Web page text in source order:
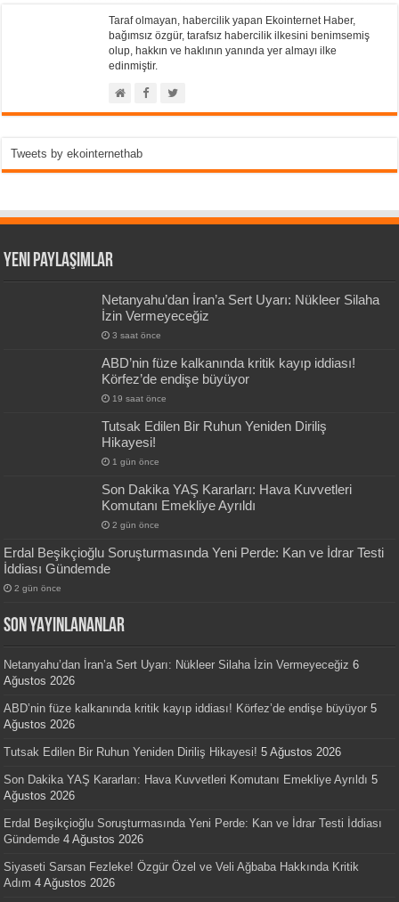
Taraf olmayan, habercilik yapan Ekointernet Haber,
bağımsız özgür, tarafsız habercilik ilkesini benimsemiş
olup, hakkın ve haklının yanında yer almayı ilke
edinmiştir.
Tweets by ekointernethab
Yeni Paylaşımlar
Netanyahu’dan İran’a Sert Uyarı: Nükleer Silaha
İzin Vermeyeceğiz
3 saat önce
ABD’nin füze kalkanında kritik kayıp iddiası!
Körfez’de endişe büyüyor
19 saat önce
Tutsak Edilen Bir Ruhun Yeniden Diriliş
Hikayesi!
1 gün önce
Son Dakika YAŞ Kararları: Hava Kuvvetleri
Komutanı Emekliye Ayrıldı
2 gün önce
Erdal Beşikçioğlu Soruşturmasında Yeni Perde: Kan ve İdrar Testi
İddiası Gündemde
2 gün önce
SON YAYINLANANLAR
Netanyahu’dan İran’a Sert Uyarı: Nükleer Silaha İzin Vermeyeceğiz 6
Ağustos 2026
ABD’nin füze kalkanında kritik kayıp iddiası! Körfez’de endişe büyüyor 5
Ağustos 2026
Tutsak Edilen Bir Ruhun Yeniden Diriliş Hikayesi! 5 Ağustos 2026
Son Dakika YAŞ Kararları: Hava Kuvvetleri Komutanı Emekliye Ayrıldı 5
Ağustos 2026
Erdal Beşikçioğlu Soruşturmasında Yeni Perde: Kan ve İdrar Testi İddiası
Gündemde 4 Ağustos 2026
Siyaseti Sarsan Fezleke! Özgür Özel ve Veli Ağbaba Hakkında Kritik
Adım 4 Ağustos 2026